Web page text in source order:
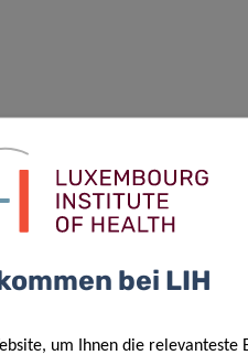
bei LIH
um Ihnen die relevanteste